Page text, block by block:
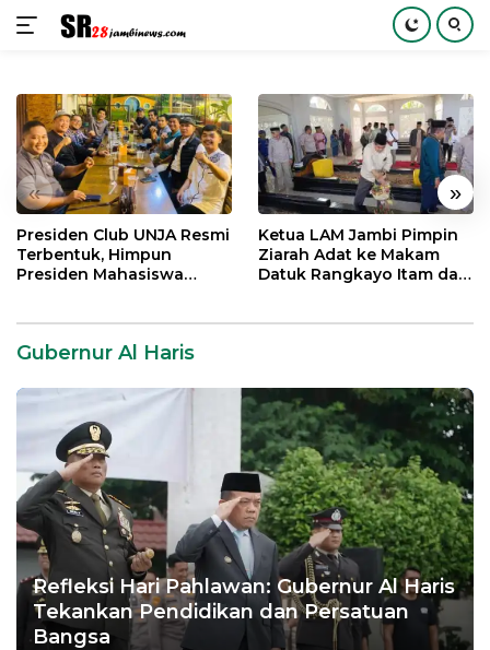
konten
« »
Presiden Club UNJA Resmi
Terbentuk, Himpun
Presiden Mahasiswa
Ketua LAM Jambi Pimpin
Ziarah Adat ke Makam
Datuk Rangkayo Itam dan
Gubernur Al Haris
Refleksi Hari Pahlawan: Gubernur Al Haris
Tekankan Pendidikan dan Persatuan
Bangsa